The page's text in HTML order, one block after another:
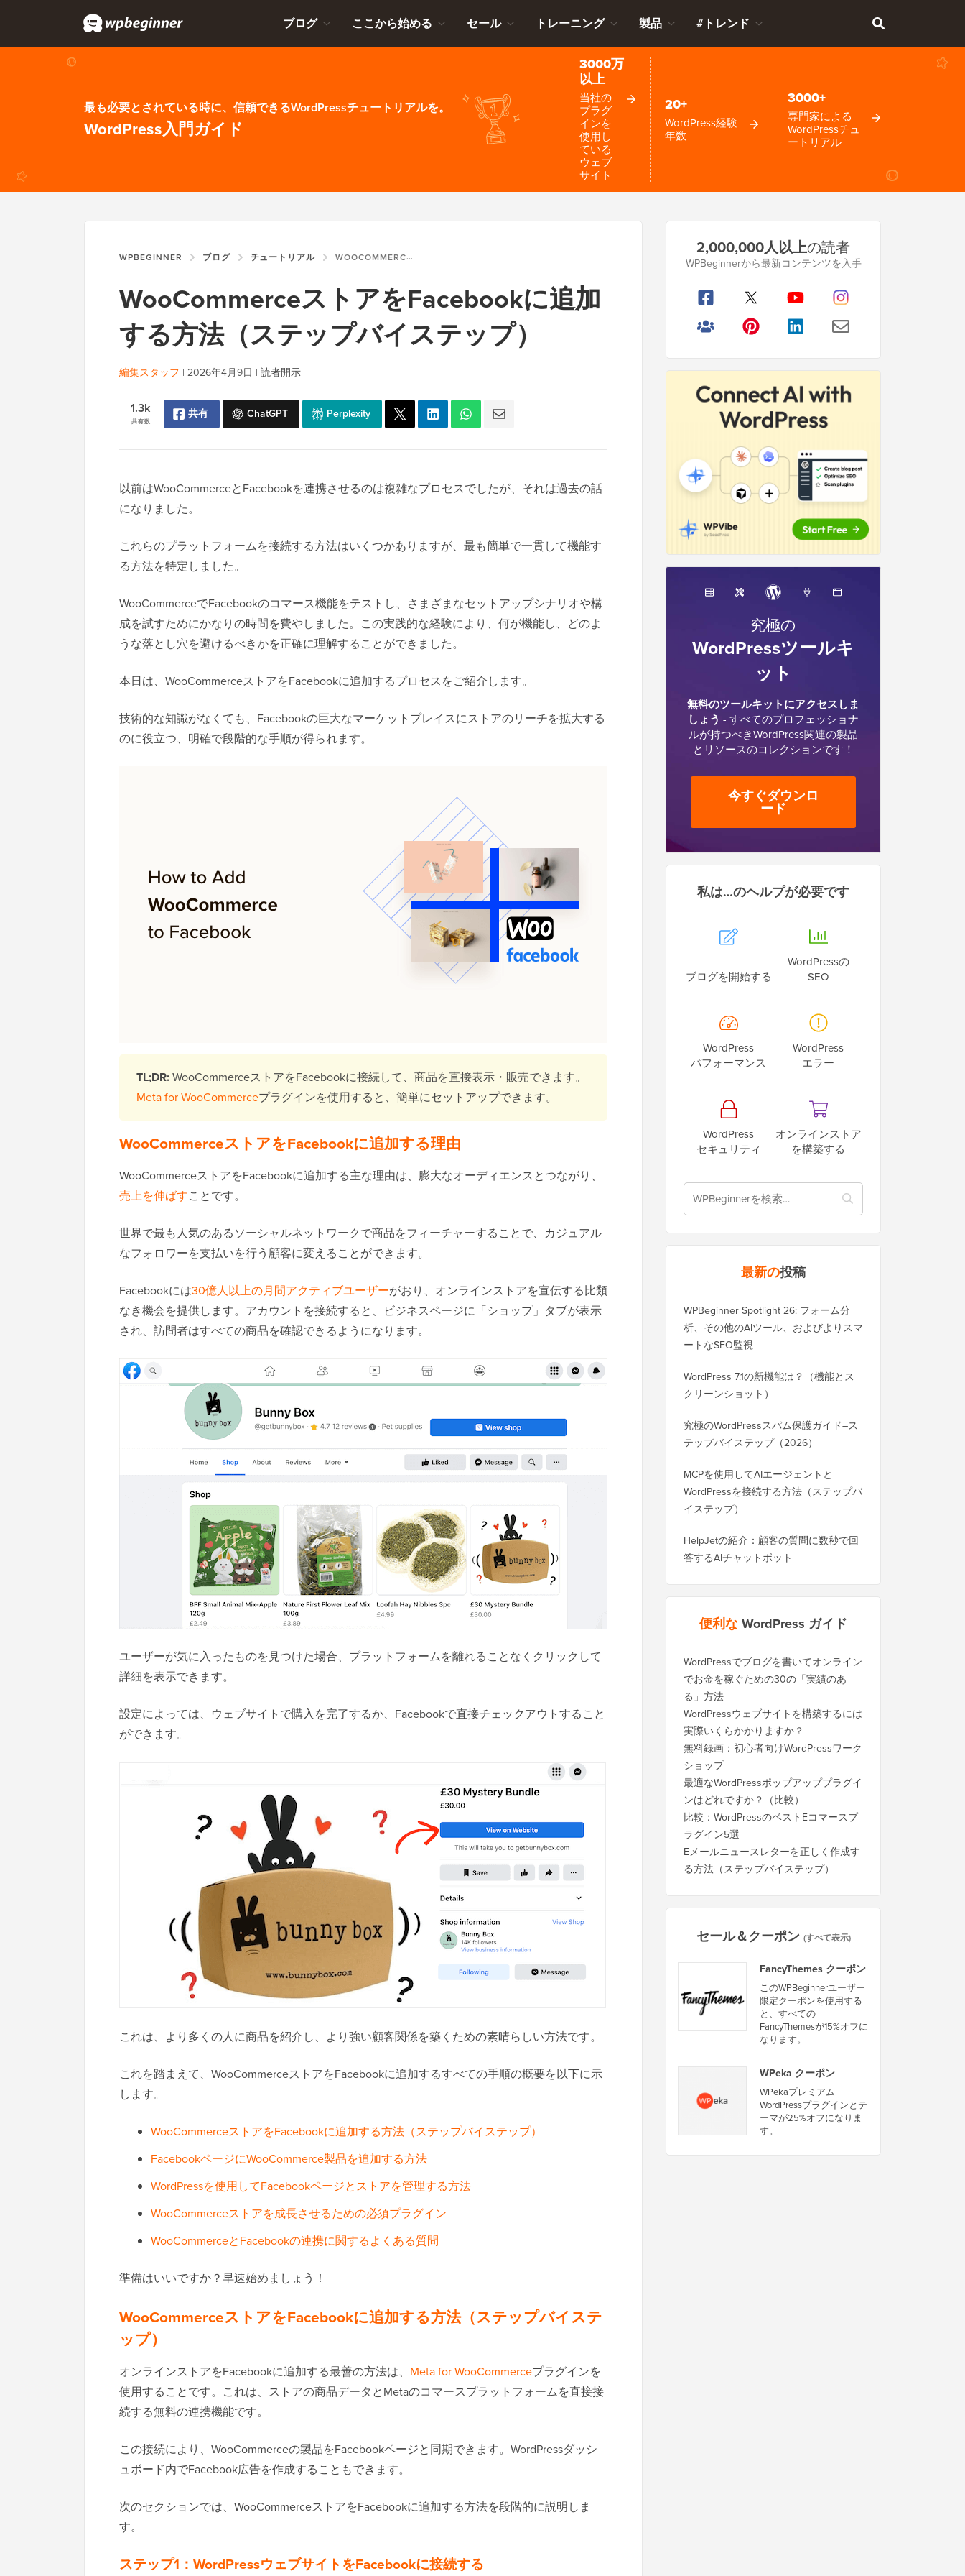
ブログ ここから始める セール トレーニング 製品 #トレンド
最も必要とされている時に、信頼できるWordPressチュートリアルを。
WordPress入門ガイド
3000万
以上
当社の
プラグ
インを
使用し
ている
ウェブ
サイト
20+
WordPress経験
年数
3000+
専門家による
WordPressチュ
ートリアル
WPBEGINNER ブログ チュートリアル WOOCOMMERCEストアをFACEBOOKに追加する方法（ステップバイステップ）
WooCommerceストアをFacebookに追加
する方法（ステップバイステップ）
編集スタッフ | 2026年4月9日 | 読者開示
共有数
1.3k 共有 ChatGPT Perplexity
以前はWooCommerceとFacebookを連携させるのは複雑なプロセスでしたが、それは過去の話
になりました。
これらのプラットフォームを接続する方法はいくつかありますが、最も簡単で一貫して機能す
る方法を特定しました。
WooCommerceでFacebookのコマース機能をテストし、さまざまなセットアップシナリオや構
成を試すためにかなりの時間を費やしました。この実践的な経験により、何が機能し、どのよ
うな落とし穴を避けるべきかを正確に理解することができました。
本日は、WooCommerceストアをFacebookに追加するプロセスをご紹介します。
技術的な知識がなくても、Facebookの巨大なマーケットプレイスにストアのリーチを拡大する
のに役立つ、明確で段階的な手順が得られます。
TL;DR:WooCommerceストアをFacebookに接続して、商品を直接表示・販売できます。
Meta for WooCommerceプラグインを使用すると、簡単にセットアップできます。
WooCommerceストアをFacebookに追加する理由
WooCommerceストアをFacebookに追加する主な理由は、膨大なオーディエンスとつながり、
売上を伸ばすことです。
世界で最も人気のあるソーシャルネットワークで商品をフィーチャーすることで、カジュアル
なフォロワーを支払いを行う顧客に変えることができます。
Facebookには30億人以上の月間アクティブユーザーがおり、オンラインストアを宣伝する比類
なき機会を提供します。アカウントを接続すると、ビジネスページに「ショップ」タブが表示
され、訪問者はすべての商品を確認できるようになります。
ユーザーが気に入ったものを見つけた場合、プラットフォームを離れることなくクリックして
詳細を表示できます。
設定によっては、ウェブサイトで購入を完了するか、Facebookで直接チェックアウトすること
ができます。
これは、より多くの人に商品を紹介し、より強い顧客関係を築くための素晴らしい方法です。
これを踏まえて、WooCommerceストアをFacebookに追加するすべての手順の概要を以下に示
します。
WooCommerceストアをFacebookに追加する方法（ステップバイステップ）
FacebookページにWooCommerce製品を追加する方法
WordPressを使用してFacebookページとストアを管理する方法
WooCommerceストアを成長させるための必須プラグイン
WooCommerceとFacebookの連携に関するよくある質問
準備はいいですか？早速始めましょう！
WooCommerceストアをFacebookに追加する方法（ステップバイステ
ップ）
オンラインストアをFacebookに追加する最善の方法は、 Meta for WooCommerceプラグインを
使用することです。これは、ストアの商品データとMetaのコマースプラットフォームを直接接
続する無料の連携機能です。
この接続により、WooCommerceの製品をFacebookページと同期できます。WordPressダッシ
ュボード内でFacebook広告を作成することもできます。
次のセクションでは、WooCommerceストアをFacebookに追加する方法を段階的に説明しま
す。
ステップ1：WordPressウェブサイトをFacebookに接続する
サ
ー
2,000,000人以上の読者
WPBeginnerから最新コンテンツを入手
究極の
WordPressツールキ
ット
無料のツールキットにアクセスしま
しょう - すべてのプロフェッショナ
ルが持つべきWordPress関連の製品
とリソースのコレクションです！
今すぐダウンロ
ード
私は…のヘルプが必要です
ブログを開始する
WordPressの
SEO
WordPress
パフォーマンス
WordPress
エラー
WordPress
セキュリティ
オンラインストア
を構築する
最新の投稿
WPBeginner Spotlight 26: フォーム分
析、その他のAIツール、およびよりスマ
ートなSEO監視
WordPress 7.1の新機能は？（機能とス
クリーンショット）
究極のWordPressスパム保護ガイド–ス
テップバイステップ（2026）
MCPを使用してAIエージェントと
WordPressを接続する方法（ステップバ
イステップ）
HelpJetの紹介：顧客の質問に数秒で回
答するAIチャットボット
便利なWordPress ガイド
WordPressでブログを書いてオンライン
でお金を稼ぐための30の「実績のあ
る」方法
WordPressウェブサイトを構築するには
実際いくらかかりますか？
無料録画：初心者向けWordPressワーク
ショップ
最適なWordPressポップアッププラグイ
ンはどれですか？（比較）
比較：WordPressのベストEコマースプ
ラグイン5選
Eメールニュースレターを正しく作成す
る方法（ステップバイステップ）
セール＆クーポン (すべて表示)
FancyThemes クーポン
このWPBeginnerユーザー
限定クーポンを使用する
と、すべての
FancyThemesが15%オフに
なります。
WPeka クーポン
WPekaプレミアム
WordPressプラグインとテ
ーマが25%オフになりま
す。